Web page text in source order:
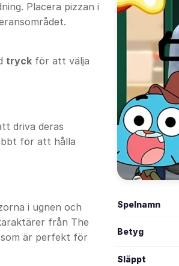
Placera pizzan i
tryck för att välja
driva deras
för att hålla
i ugnen och
från The
som är perfekt för
Spelnamn
Betyg
Släppt